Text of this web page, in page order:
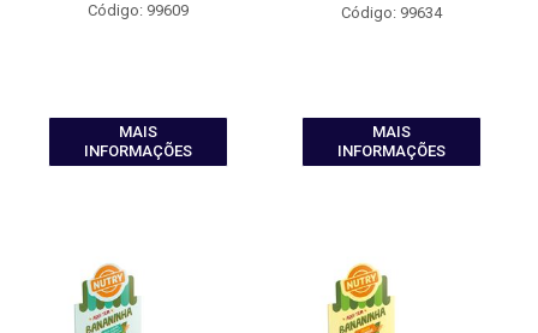
Código: 99609
MAIS
INFORMAÇÕES
Código: 99634
MAIS
INFORMAÇÕES